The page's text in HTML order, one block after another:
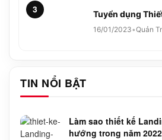
3 Tuyển dụng
16/01/2023•Quản
TIN NỔI BẬT
Làm sao thiết kế
hướng trong năm